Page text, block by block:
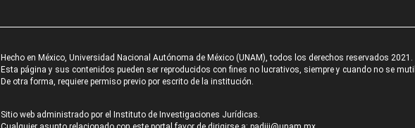
Hecho en México, Universidad Nacional Autónoma de México (UNAM), todos los derechos reservados 2021.
Esta página y sus contenidos pueden ser reproducidos con fines no lucrativos, siempre y cuando no se
De otra forma, requiere permiso previo por escrito de la institución.
Sitio web administrado por el Instituto de Investigaciones Jurídicas.